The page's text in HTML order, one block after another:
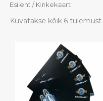
Esileht / Kinkekaart
Kuvatakse kõik 6 tulemust